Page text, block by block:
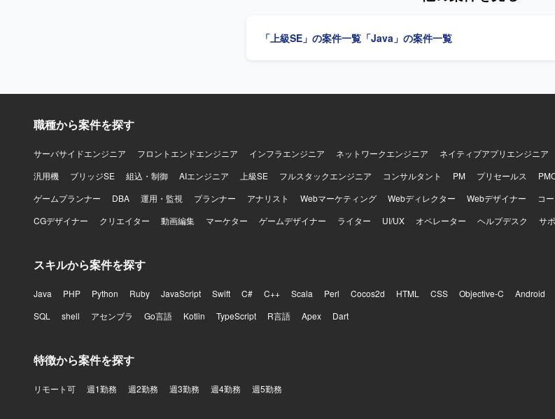
にスキルアップしていただけます。 【開発環境】 WebアプリケーションおよびSQLを用いたシ
「上級SE」の案件一覧 「Java」の案件一覧
職種から案件を探す
サーバサイドエンジニア フロントエンドエンジニア インフラエンジニア ネットワークエンジニア ネイティブアプリエンジニア
汎用機
ブリッジSE 組込・制御 AIエンジニア 上級SE フルスタックエンジニア コンサルタント PM プリセールス
ゲームプランナー
DBA 運用・監視 プランナー アナリスト Webマーケティング Webディレクター Webデザイナー コ
CGデザイナー
クリエイター 動画編集 マーケター ゲームデザイナー ライター UI/UX オペレーター ヘルプデスク サ
スキルから案件を探す
Java PHP Python Ruby JavaScript Swift C# C++ Scala Perl Cocos2d HTML CSS Objective-C Android
SQL
shell アセンブラ Go言語 Kotlin TypeScript R言語 Apex Dart
特徴から案件を探す
リモート可 週1勤務 週2勤務 週3勤務 週4勤務 週5勤務